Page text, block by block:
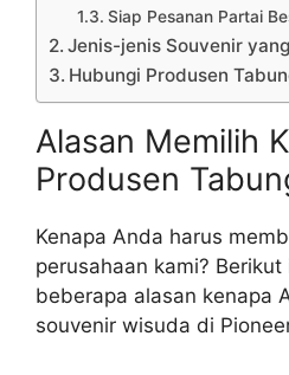
Siap Pesanan Partai
Jenis-jenis Souvenir
Hubungi Produsen
Alasan Memilih
Produsen
Kenapa Anda harus
perusahaan kami?
beberapa alasan kenapa
souvenir wisuda di